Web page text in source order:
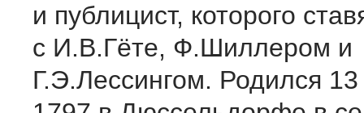
и публицист, которого
с И.В.Гёте, Ф.Шиллером и
Г.Э.Лессингом. Родился